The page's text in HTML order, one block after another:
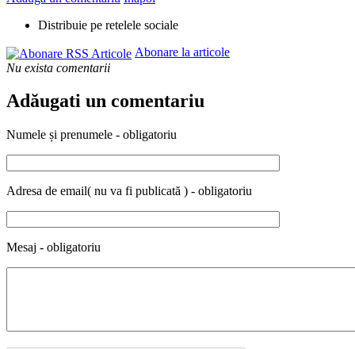
Distribuie pe retelele sociale
Abonare la articole
Nu exista comentarii
Adăugati un comentariu
Numele și prenumele - obligatoriu
Adresa de email( nu va fi publicată ) - obligatoriu
Mesaj - obligatoriu